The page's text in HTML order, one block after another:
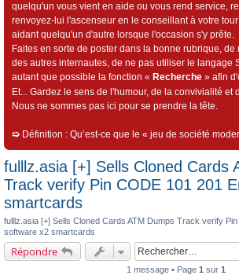
quelqu'un vous vient en aide ou vous rend service,
renvoyez-lui l'ascenseur en le conseillant à votre
aidant quelqu'un d'autre lorsque l'occasion s'y prête.
Faites en sorte de poster dans la bonne rubrique,
des autres internautes, de ne pas utiliser le langage
autant que possible la fonction « Recherche » afin
Et... Gardez le sens de l'humour, de la convivialité et
Nous ne sommes pas ici pour se prendre la tête.
➯ Définition : Qu’est-ce que le « jeu de société
fulllz.asia [+] Sells Cloned Cards
Track verify Pin CODE 101 201
smartcards
fulllz.asia [+] Sells Cloned Cards ATM Dumps Track verify
software x2 smartcards
Répondre
1 message • Page 1 sur 1